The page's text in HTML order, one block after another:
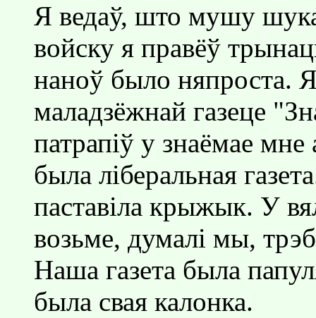
Я ведаў, што мушу
войску я правёў
наноў было няпроста.
маладзёжнай газеце
патрапiў у знаёмае мне
была лiберальная
паставiла крыжык. У
возьме, думалi мы,
Наша газета была
была свая калонка.